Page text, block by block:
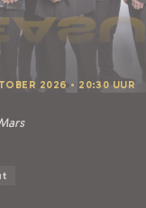
2026 • 20:30 UUR